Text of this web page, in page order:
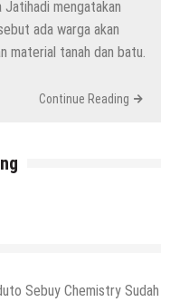
mengatakan
ada warga akan
material tanah dan batu.
Continue Reading
Sebuy Chemistry Sudah